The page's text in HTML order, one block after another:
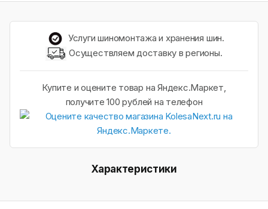
Услуги шиномонтажа и хранения шин.
Осуществляем доставку в регионы.
Купите и оцените товар на Яндекс.Маркет,
получите 100 рублей на телефон
Характеристики